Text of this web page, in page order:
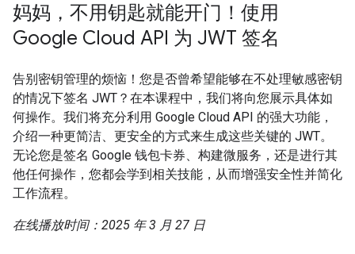
妈妈，不用钥匙就能开门！使用
Google Cloud API 为 JWT 签名
告别密钥管理的烦恼！您是否曾希望能够在不处理敏感密钥
的情况下签名 JWT？在本课程中，我们将向您展示具体如
何操作。我们将充分利用 Google Cloud API 的强大功能，
介绍一种更简洁、更安全的方式来生成这些关键的 JWT。
无论您是签名 Google 钱包卡券、构建微服务，还是进行其
他任何操作，您都会学到相关技能，从而增强安全性并简化
工作流程。
在线播放时间：2025 年 3 月 27 日